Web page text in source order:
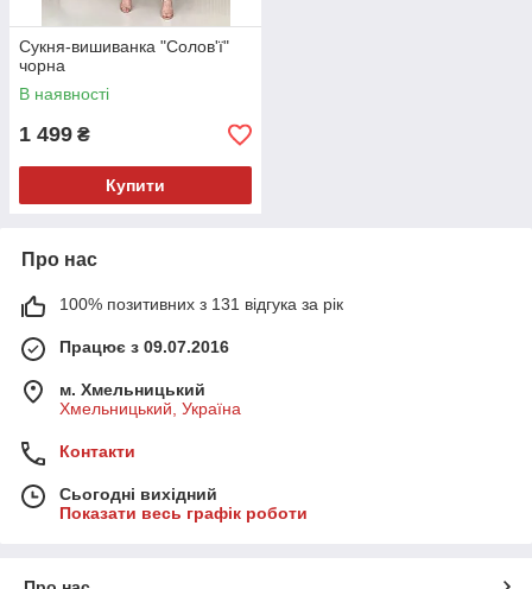
Сукня-вишиванка "Солов'ї"
чорна
В наявності
1 499 ₴
Купити
Про нас
100% позитивних з 131 відгука за рік
Працює з 09.07.2016
м. Хмельницький
Хмельницький, Україна
Контакти
Сьогодні вихідний
Показати весь графік роботи